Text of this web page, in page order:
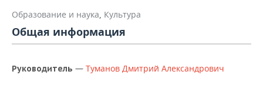
КОРОЛИ ГОСЗАКАЗА ПФО
ФИНАНСЫ
НОВОСТИ
ПРОМЫШЛЕННОСТИ
АГРОПРОМ
НЕДВИЖИМОСТЬ
Образование и наука, Культура
Общая информация
Руководитель — Туманов Дмитрий Александрович